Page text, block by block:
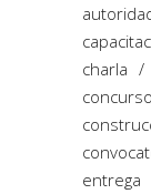
charla
entrega